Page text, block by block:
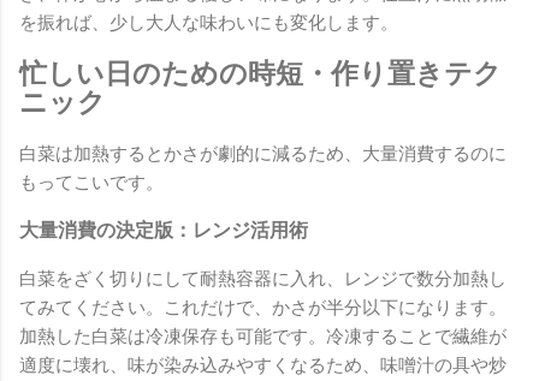
を振れば、少し大人な味わいにも変化します。
忙しい日のための時短・作り置きテク
ニック
白菜は加熱するとかさが劇的に減るため、大量消費するのに
もってこいです。
大量消費の決定版：レンジ活用術
白菜をざく切りにして耐熱容器に入れ、レンジで数分加熱し
てみてください。これだけで、かさが半分以下になります。
加熱した白菜は冷凍保存も可能です。冷凍することで繊維が
適度に壊れ、味が染み込みやすくなるため、味噌汁の具や炒